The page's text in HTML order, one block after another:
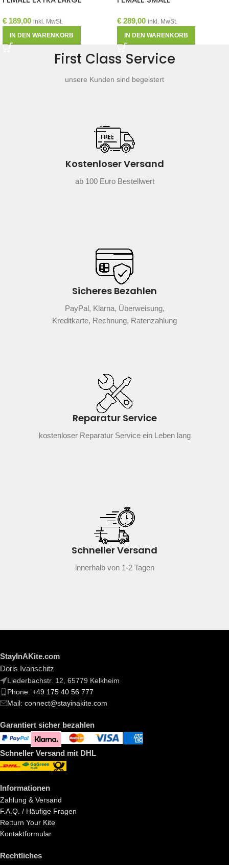
€ 189,00 inkl. MwSt.
IN DEN WARENKORB
€ 289,00 inkl. MwSt.
IN DEN WARENKORB
First Class Service
unsere Kunden sind begeistert
Kostenloser Versand
ab 100 Euro Bestellwert
Sicheres Bezahlen
PayPal, Klarna, Überweisung,
Kreditkarte, Rechnung, Ratenzahlung
Reparatur Service
kostenloser Reparatur Service ein Leben lang
Schneller Versand
innerhalb von 1-2 Tagen
StayInAKite.com
Doris Ivanschitz
Liederbachstr. 12, 65779 Kelkheim
Phone: +49 175 40 56 777
Mail: connect@stayinakite.com
Garantiert sicher bezahlen
Schneller Versand mit DHL
Informationen
Zahlung & Versand
F.A.Q. / Häufige Fragen
Re:turn Your Kite
Kontaktformular
Rechtliches